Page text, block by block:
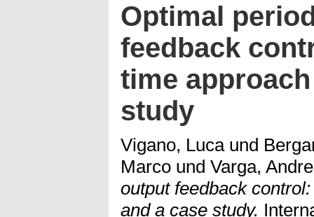
Optimal
feedback
time
study
Vigano, Lucaund
Marco und Varga,
output feedback
and a case study.